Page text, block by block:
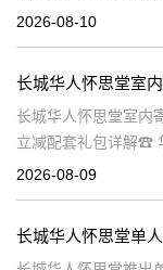
城华人怀思堂室内单
2026-08-10
长城华人怀思堂室内
立减配套礼包详解☎
5063随着社会的发展
2026-08-09